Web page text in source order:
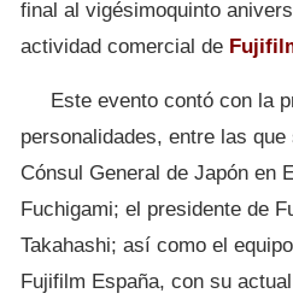
final al vigésimoquinto
actividad comercial de
Este evento contó con la
personalidades, entre las que
Cónsul General de Japón en
Fuchigami; el presidente de
Takahashi; así como el
Fujifilm España, con su